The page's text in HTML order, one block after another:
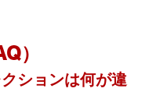
）
ションは何が違